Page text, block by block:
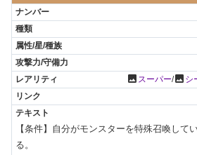
photo スーパー/photo シ
【条件】自分がモンスターを特殊召喚して
る。